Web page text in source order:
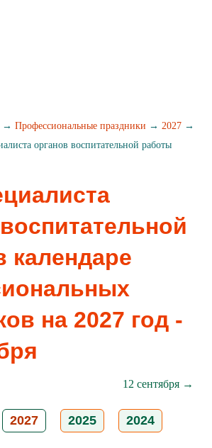
→ Профессиональные праздники → 2027 →
органов воспитательной работы
календаре
на 2027 год -
12 сентября →
2027 2025 2024